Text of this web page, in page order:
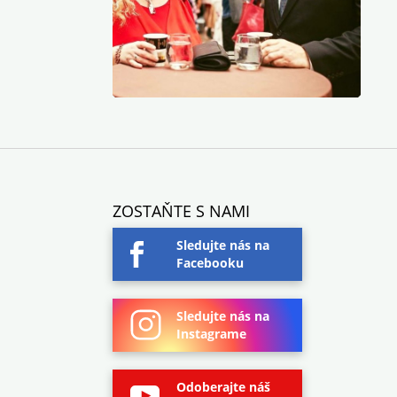
ZOSTAŇTE S NAMI
Sledujte nás na
Facebooku
Sledujte nás na
Instagrame
Odoberajte náš